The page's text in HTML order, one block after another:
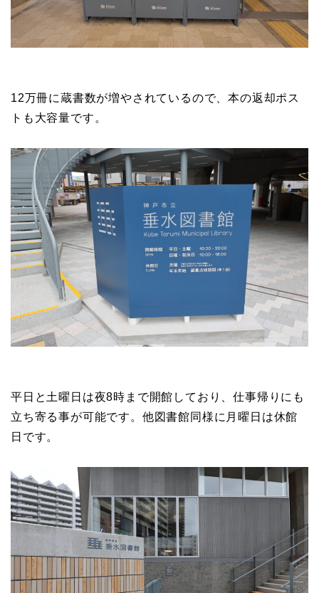
12万冊に蔵書数が増やされているので、本の返却ポス
トも大容量です。
平日と土曜日は夜8時まで開館しており、仕事帰りにも
立ち寄る事が可能です。他図書館同様に月曜日は休館
日です。